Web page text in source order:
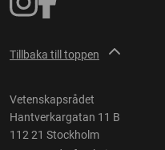
Tillbaka till toppen
Vetenskapsrådet
Hantverkargatan 11 B
112 21 Stockholm